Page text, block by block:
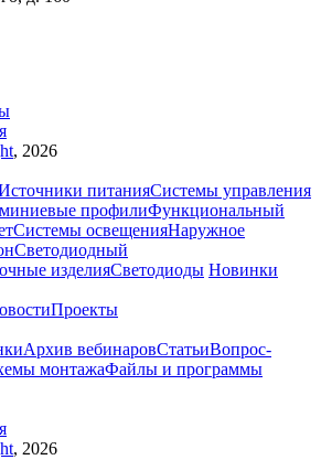
, 2026
питанияСистемы управления
профилиФункциональный
Системы освещенияНаружное
Светодиодный
изделияСветодиоды Новинки
Проекты
Архив вебинаровСтатьиВопрос-
монтажаФайлы и программы
, 2026